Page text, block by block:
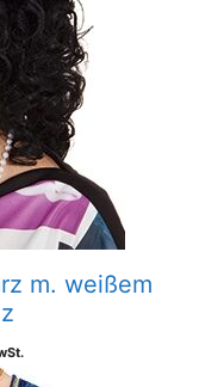
m. weißem